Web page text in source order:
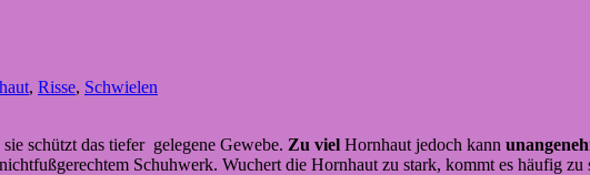
, Risse, Schwielen
schützt das tiefer gelegene Gewebe. Zu viel Hornhaut jedoch kann
Schuhwerk. Wuchert die Hornhaut zu stark, kommt es häufig